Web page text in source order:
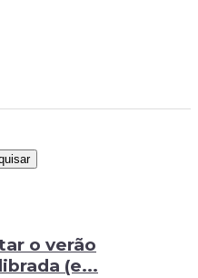
o verão
(e...